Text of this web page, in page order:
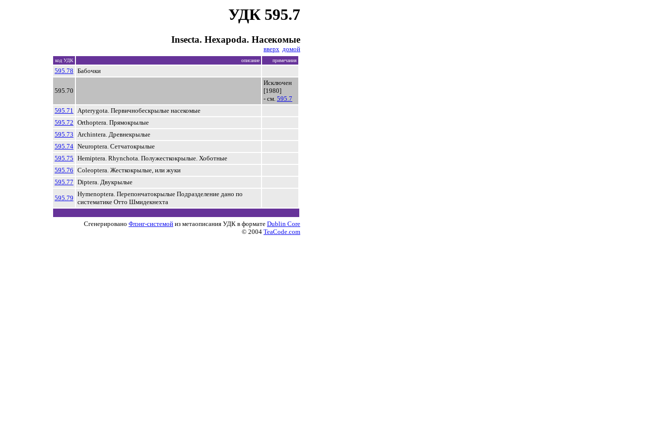
УДК 595.7
Insecta. Hexapoda. Насекомые
вверх домой
код УДК описание примечания
595.78 Бабочки
595.70
Исключен
[1980]
- см. 595.7
595.71 Apterygota. Первичнобескрылые насекомые
595.72 Orthoptera. Прямокрылые
595.73 Archintera. Древнекрылые
595.74 Neuroptera. Сетчатокрылые
595.75 Hemiptera. Rhynchota. Полужесткокрылые. Хобoтные
595.76 Coleoptera. Жесткокрылые, или жуки
595.77 Diptera. Двукрылые
595.79
Hymenoptera. Перепончатокрылые Подразделение дано по
систематике Отто Шмидекнехта
Сгенерировано Флэнг-системой из метаописания УДК в формате Dublin Core
© 2004 TeaCode.com